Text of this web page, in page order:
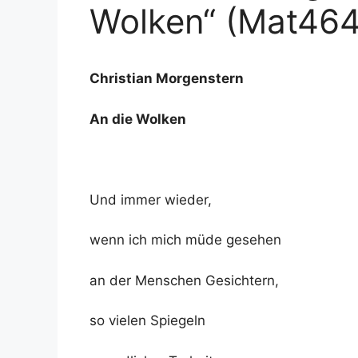
Wolken“
Christian Morgenstern
An die Wolken
Und immer wieder,
wenn ich mich müde gesehen
an der Menschen Gesichtern,
so vielen Spiegeln